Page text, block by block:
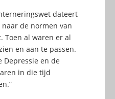
dateert
naar de normen van
Toen al waren er al
en aan te passen.
Depressie en de
in die tijd